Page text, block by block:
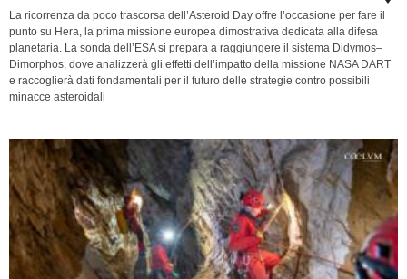
La ricorrenza da poco trascorsa dell’Asteroid Day offre l’occasione per fare il
punto su Hera, la prima missione europea dimostrativa dedicata alla difesa
planetaria. La sonda dell’ESA si prepara a raggiungere il sistema Didymos–
Dimorphos, dove analizzerà gli effetti dell’impatto della missione NASA DART
e raccoglierà dati fondamentali per il futuro delle strategie contro possibili
minacce asteroidali